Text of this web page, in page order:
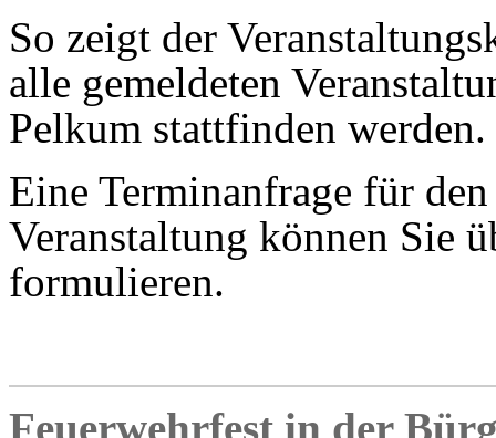
So zeigt der
alle gemeldeten
Pelkum stattfinden werden.
Eine Terminanfrage für
Veranstaltung können Sie
formulieren.
Feuerwehrfest in der